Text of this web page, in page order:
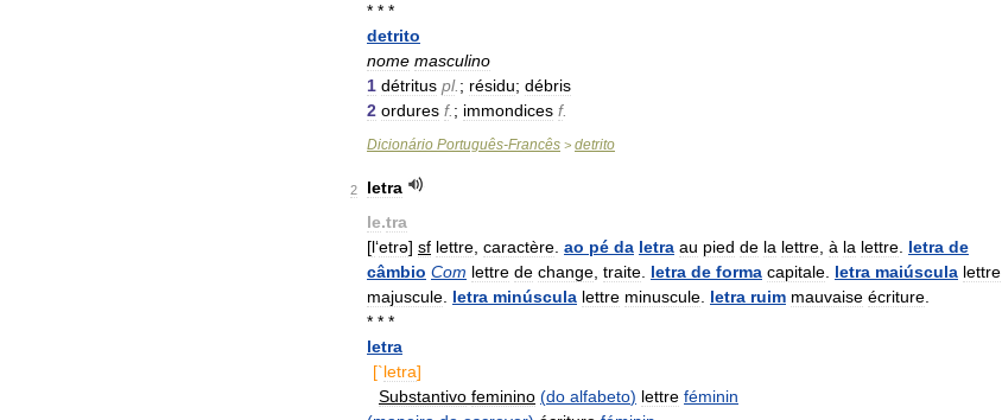
* * *
detrito
nome masculino
1 détritus pl. ; résidu; débris
2 ordures f. ; immondices f.
Dicionário Português-Francês > detrito
2
letra
le.tra
[l‘etrə] sf lettre caractère ao pé da letra au pied de la lettre à la lettre letra de
câmbio Com lettre de change traite letra de forma capitale letra maiúscula lettre
majuscule letra minúscula lettre minuscule letra ruim mauvaise écriture
* * *
letra
[`letra]
Substantivo feminino (do alfabeto) lettre féminin